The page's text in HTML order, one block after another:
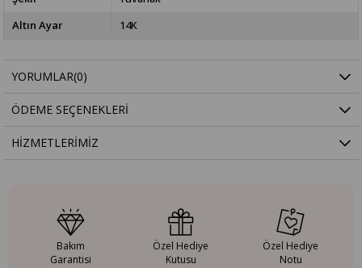
Altın Ayar
14K
YORUMLAR(0)
ÖDEME SEÇENEKLERI
HIZMETLERIMIZ
Bakım
Garantisi
Özel Hediye
Kutusu
Özel Hediye
Notu